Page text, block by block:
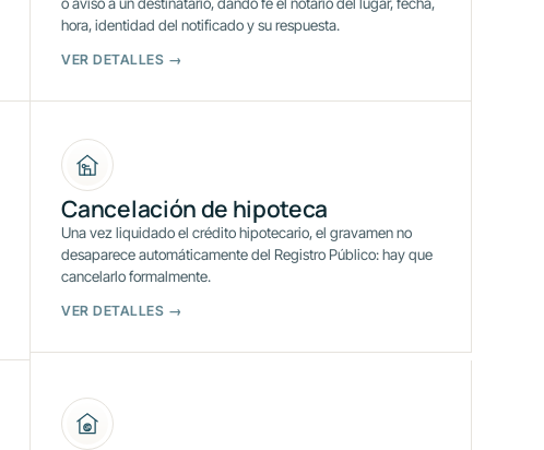
hora, identidad del notificado y su respuesta.
VER DETALLES →
Cancelación de hipoteca
Una vez liquidado el crédito hipotecario, el gravamen no
desaparece automáticamente del Registro Público: hay que
cancelarlo formalmente.
VER DETALLES →